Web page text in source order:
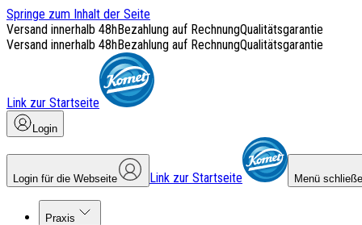
Springe zum Inhalt der Seite
Versand innerhalb 48hBezahlung auf RechnungQualitätsgarantie
Versand innerhalb 48hBezahlung auf RechnungQualitätsgarantie
Link zur Startseite
Login
Login für die Webseite Link zur Startseite Menü
Praxis